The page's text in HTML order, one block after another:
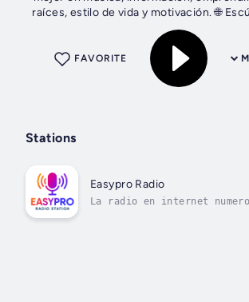
raíces, estilo de vida y motivación. 🌐
cualquier lugar del mundo y...
FAVORITE
Stations
Easypro Radio
La radio en internet